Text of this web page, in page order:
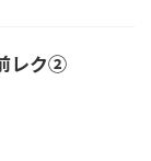
レク②